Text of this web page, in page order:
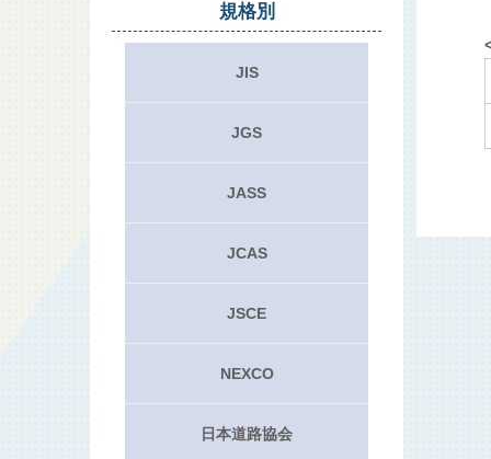
規格別
JIS
JGS
JASS
JCAS
JSCE
NEXCO
日本道路協会